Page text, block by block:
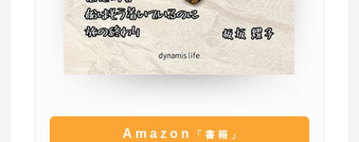
Amazon 「書籍」